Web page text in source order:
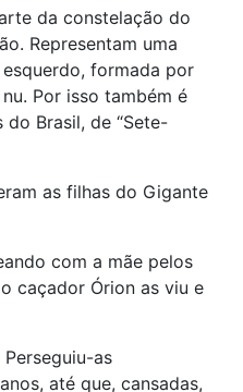
da constelação do
Representam uma
formada por
Por isso também é
Brasil, de “Sete-
as filhas do Gigante
com a mãe pelos
caçador Órion as viu e
as
até que, cansadas,